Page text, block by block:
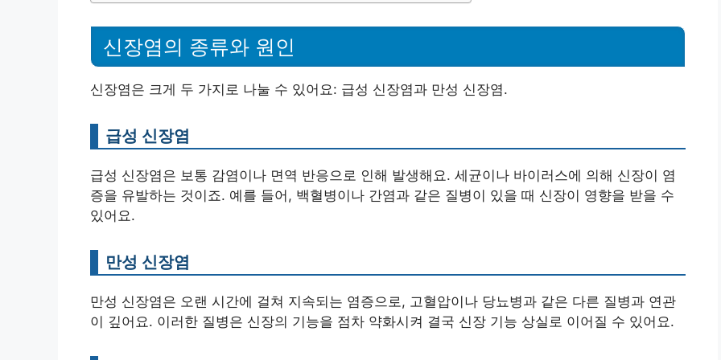
신장염의 종류와 원인
신장염은 크게 두 가지로 나눌 수 있어요: 급성 신장염과 만성 신장염.
급성 신장염
급성 신장염은 보통 감염이나 면역 반응으로 인해 발생해요. 세균이나 바이러스에 의해 신장이 염
증을 유발하는 것이죠. 예를 들어, 백혈병이나 간염과 같은 질병이 있을 때 신장이 영향을 받을 수
있어요.
만성 신장염
만성 신장염은 오랜 시간에 걸쳐 지속되는 염증으로, 고혈압이나 당뇨병과 같은 다른 질병과 연관
이 깊어요. 이러한 질병은 신장의 기능을 점차 약화시켜 결국 신장 기능 상실로 이어질 수 있어요.